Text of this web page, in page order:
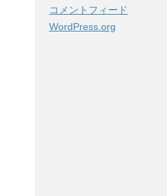
コメントフィード
WordPress.org